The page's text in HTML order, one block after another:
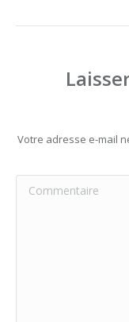
Votre adresse e-mail
Commentaire